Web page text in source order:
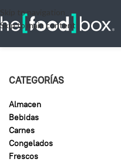
Skip to navigation
Skip to main content
CATEGORÍAS
Almacen
Bebidas
Carnes
Congelados
Frescos